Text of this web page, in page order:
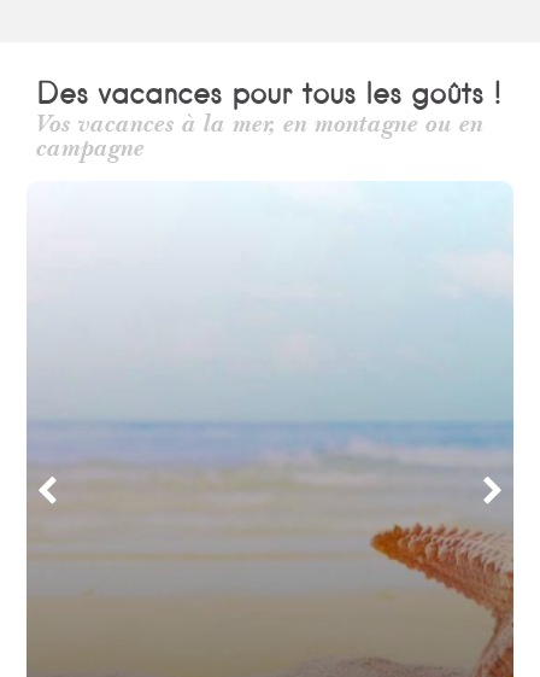
Des vacances pour tous les goûts !
Vos vacances à la mer, en montagne ou en
campagne